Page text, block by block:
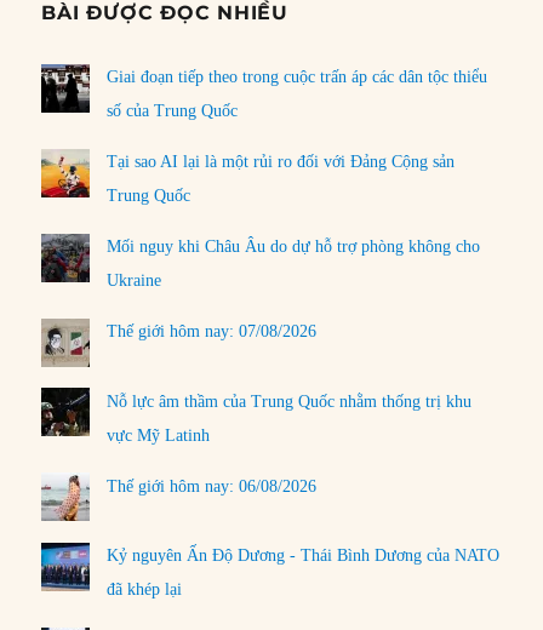
BÀI ĐƯỢC ĐỌC NHIỀU
Giai đoạn tiếp theo trong cuộc trấn áp các dân tộc thiểu
số của Trung Quốc
Tại sao AI lại là một rủi ro đối với Đảng Cộng sản
Trung Quốc
Mối nguy khi Châu Âu do dự hỗ trợ phòng không cho
Ukraine
Thế giới hôm nay: 07/08/2026
Nỗ lực âm thầm của Trung Quốc nhằm thống trị khu
vực Mỹ Latinh
Thế giới hôm nay: 06/08/2026
Kỷ nguyên Ấn Độ Dương - Thái Bình Dương của NATO
đã khép lại